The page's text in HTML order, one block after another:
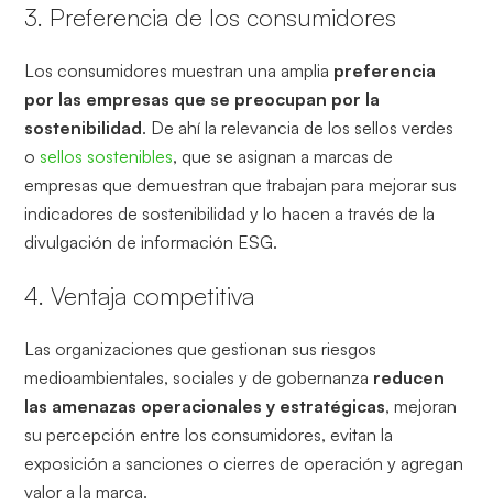
3. Preferencia de los consumidores
Los consumidores muestran una amplia preferencia
por las empresas que se preocupan por la
sostenibilidad. De ahí la relevancia de los sellos verdes
o sellos sostenibles, que se asignan a marcas de
empresas que demuestran que trabajan para mejorar sus
indicadores de sostenibilidad y lo hacen a través de la
divulgación de información ESG.
4. Ventaja competitiva
Las organizaciones que gestionan sus riesgos
medioambientales, sociales y de gobernanza reducen
las amenazas operacionales y estratégicas, mejoran
su percepción entre los consumidores, evitan la
exposición a sanciones o cierres de operación y agregan
valor a la marca.